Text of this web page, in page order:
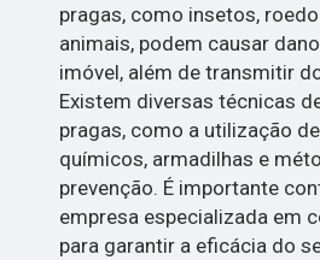
pragas, como insetos,
animais, podem causar
imóvel, além de transmitir
Existem diversas técnicas
pragas, como a utilização
químicos, armadilhas e
prevenção. É importante
empresa especializada em
para garantir a eficácia do